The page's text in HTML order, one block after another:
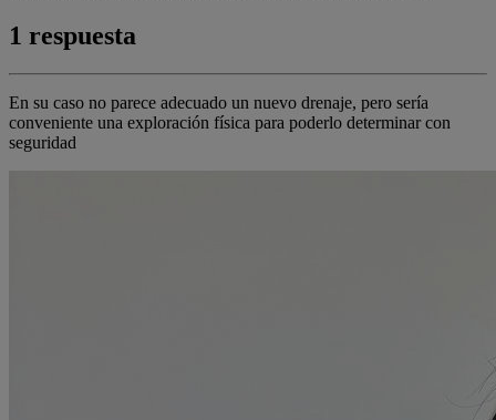
1 respuesta
En su caso no parece adecuado un nuevo drenaje, pero sería
conveniente una exploración física para poderlo determinar con
seguridad